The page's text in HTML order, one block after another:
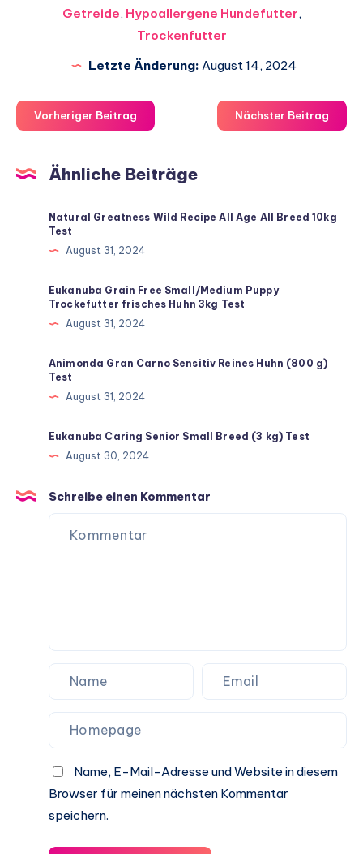
Getreide, Hypoallergene Hundefutter,
Trockenfutter
Letzte Änderung: August 14, 2024
Vorheriger Beitrag Nächster Beitrag
Ähnliche Beiträge
Natural Greatness Wild Recipe All Age All Breed 10kg
Test
August 31, 2024
Eukanuba Grain Free Small/Medium Puppy
Trockefutter frisches Huhn 3kg Test
August 31, 2024
Animonda Gran Carno Sensitiv Reines Huhn (800 g)
Test
August 31, 2024
Eukanuba Caring Senior Small Breed (3 kg) Test
August 30, 2024
Schreibe einen Kommentar
Name, E-Mail-Adresse und Website in diesem
Browser für meinen nächsten Kommentar
speichern.